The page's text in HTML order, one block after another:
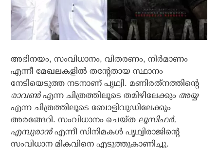
അഭിനയം, സംവിധാനം, വിതരണം, നിര്‍മാണം
എന്നീ മേഖലകളില്‍ തന്റേതായ സ്ഥാനം
നേടിയെടുത്ത നടനാണ് പൃഥ്വി. മണിരത്‌നത്തിന്റെ
രാവണ്‍എന്ന ചിത്രത്തിലൂടെ തമിഴിലേക്കും അയ്യ
എന്ന ചിത്രത്തിലൂടെ ബോളിവുഡിലേക്കും
അരങ്ങേറി. സംവിധാനം ചെയ്ത ലൂസിഫര്‍,
എമ്പുരാന്‍എന്നീ സിനിമകള്‍ പൃഥ്വിരാജിന്റെ
സംവിധാന മികവിനെ എടുത്തുകാണിച്ചു.